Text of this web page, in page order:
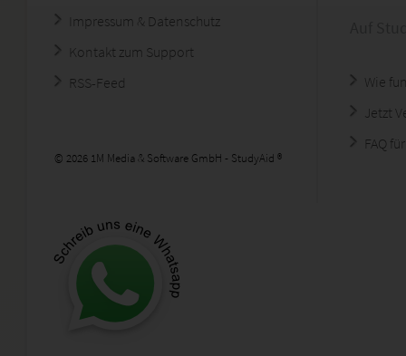
Impressum & Datenschutz
Kontakt zum Support
RSS-Feed
© 2026 1M Media & Software GmbH - StudyAid ®
Wie
Jetzt
FAQ